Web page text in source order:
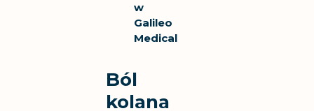
w
Galileo
Medical
Ból
kolana